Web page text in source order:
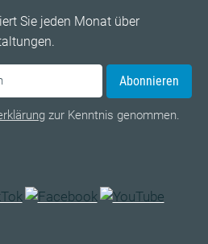
Sie jeden Monat über
Abonnieren
zur Kenntnis genommen.